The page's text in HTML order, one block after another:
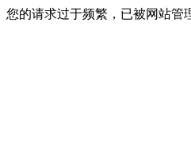
您的请求过于频繁，已被网站管